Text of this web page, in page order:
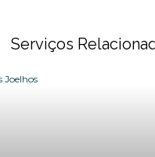
Serviços